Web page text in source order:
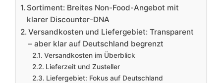
Sortiment: Breites Non-Food-Angebot mit
klarer Discounter-DNA
Versandkosten und Liefergebiet: Transparent
– aber klar auf Deutschland begrenzt
Versandkosten im Überblick
Lieferzeit und Zusteller
Liefergebiet: Fokus auf Deutschland